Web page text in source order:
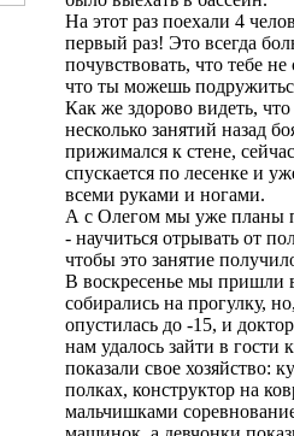
На этот раз поехали 4
первый раз! Это всегда
почувствовать, что тебе
что ты можешь
Как же здорово видеть,
несколько занятий назад
прижимался к стене,
спускается по лесенке и
всеми руками и ногами.
А с Олегом мы уже планы
- научиться отрывать от
чтобы это занятие
В воскресенье мы пришли
собирались на прогулку,
опустилась до -15, и
нам удалось зайти в
показали свое хозяйство:
полках, конструктор на
мальчишками